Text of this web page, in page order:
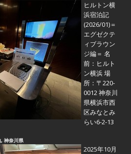
ヒルトン横
浜宿泊記
(2026/01)＝
エグゼクテ
ィブラウン
ジ編＝ 名
前：ヒルト
ン横浜 場
所：〒220-
0012 神奈川
県横浜市西
区みなとみ
らい6-2-13
, 神奈川県
2025年10月